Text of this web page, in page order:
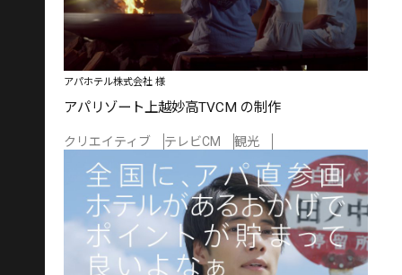
アパホテル株式会社 様
アパリゾート上越妙高TVCM の制作
クリエイティブ テレビCM 観光